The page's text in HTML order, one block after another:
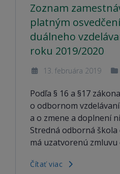
Zoznam
platným
duálneho
roku 2019/2020
13. februára 2019
Podľa § 16 a §17
o odbornom
a o zmene a doplnení
Stredná odborná škola
má uzatvorenú zmluvu
Čítať viac